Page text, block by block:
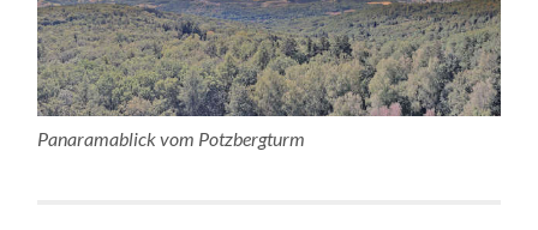
Panaramablick vom Potzbergturm